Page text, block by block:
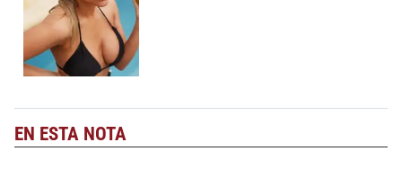
EN ESTA NOTA